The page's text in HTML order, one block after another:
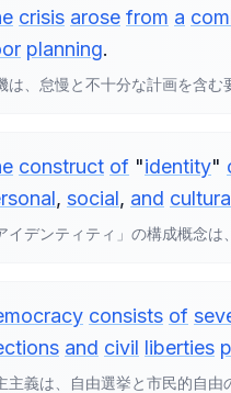
crisis arose from a
planning.
は、怠慢と不十分な計画を含む
construct of "identity"
, social, and
イデンティティ」の構成概念
consists of
and civil liberties
主義は、自由選挙と市民的自由